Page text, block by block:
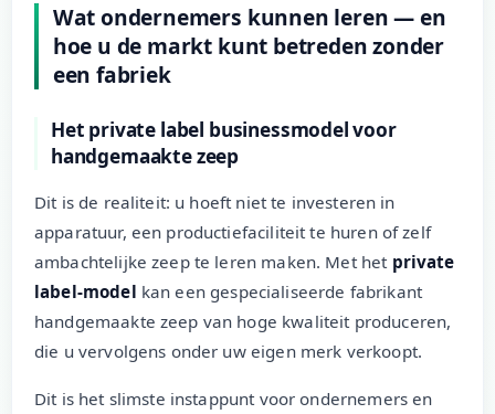
Wat ondernemers kunnen leren — en
hoe u de markt kunt betreden zonder
een fabriek
Het private label businessmodel voor
handgemaakte zeep
Dit is de realiteit: u hoeft niet te investeren in
apparatuur, een productiefaciliteit te huren of zelf
ambachtelijke zeep te leren maken. Met het private
label-model kan een gespecialiseerde fabrikant
handgemaakte zeep van hoge kwaliteit produceren,
die u vervolgens onder uw eigen merk verkoopt.
Dit is het slimste instappunt voor ondernemers en